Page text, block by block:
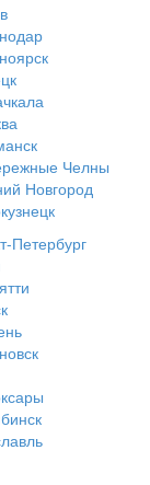
Челны
Новгород
Петербург